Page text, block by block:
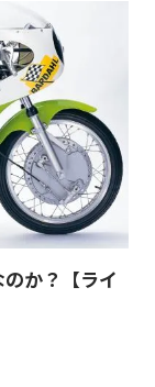
か？【ライ